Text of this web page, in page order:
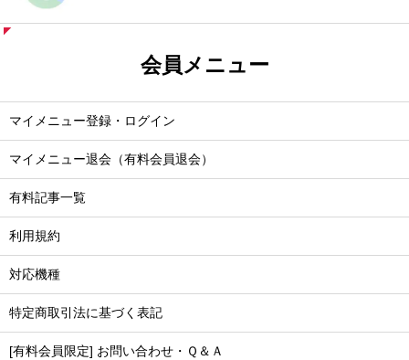
会員メニュー
マイメニュー登録・ログイン
マイメニュー退会（有料会員退会）
有料記事一覧
利用規約
対応機種
特定商取引法に基づく表記
[有料会員限定] お問い合わせ・Ｑ＆Ａ